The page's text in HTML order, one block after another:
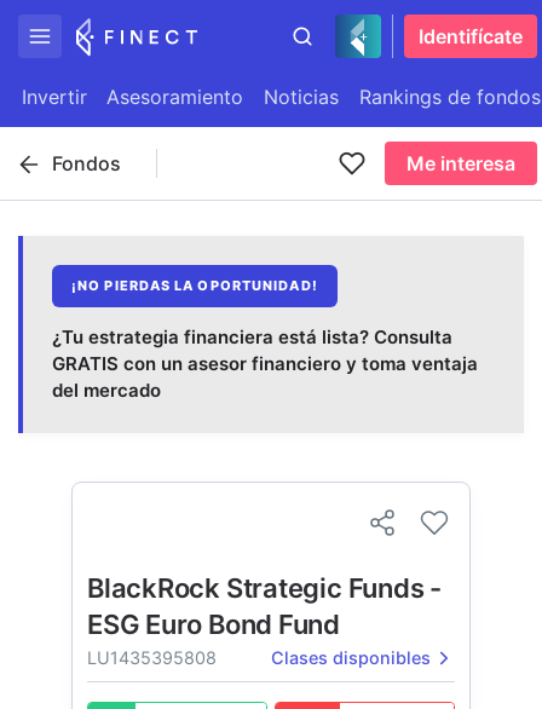
Identifícate
Invertir Asesoramiento Noticias Rankings de fondos
Fondos Me interesa
¡NO PIERDAS LA OPORTUNIDAD!
¿Tu estrategia financiera está lista? Consulta
GRATIS con un asesor financiero y toma ventaja
del mercado
BlackRock Strategic Funds -
ESG Euro Bond Fund
LU1435395808 Clases disponibles